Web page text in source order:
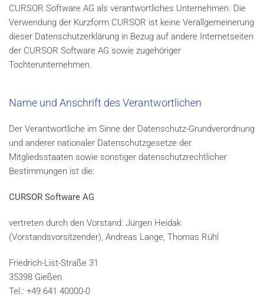
CURSOR Software AG als verantwortliches Unternehmen. Die
Verwendung der Kurzform CURSOR ist keine Verallgemeinerung
dieser Datenschutzerklärung in Bezug auf andere Internetseiten
der CURSOR Software AG sowie zugehöriger
Tochterunternehmen.
Name und Anschrift des Verantwortlichen
Der Verantwortliche im Sinne der Datenschutz-Grundverordnung
und anderer nationaler Datenschutzgesetze der
Mitgliedsstaaten sowie sonstiger datenschutzrechtlicher
Bestimmungen ist die:
CURSOR Software AG
vertreten durch den Vorstand: Jürgen Heidak
(Vorstandsvorsitzender), Andreas Lange, Thomas Rühl
Friedrich-List-Straße 31
35398 Gießen
Tel.: +49 641 40000-0